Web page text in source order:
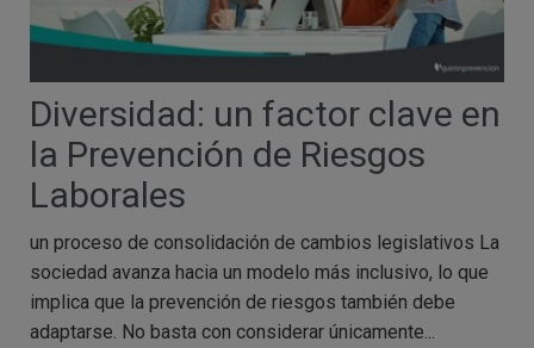
Diversidad: un factor clave en
la Prevención de Riesgos
Laborales
un proceso de consolidación de cambios legislativos La
sociedad avanza hacia un modelo más inclusivo, lo que
implica que la prevención de riesgos también debe
adaptarse. No basta con considerar únicamente...